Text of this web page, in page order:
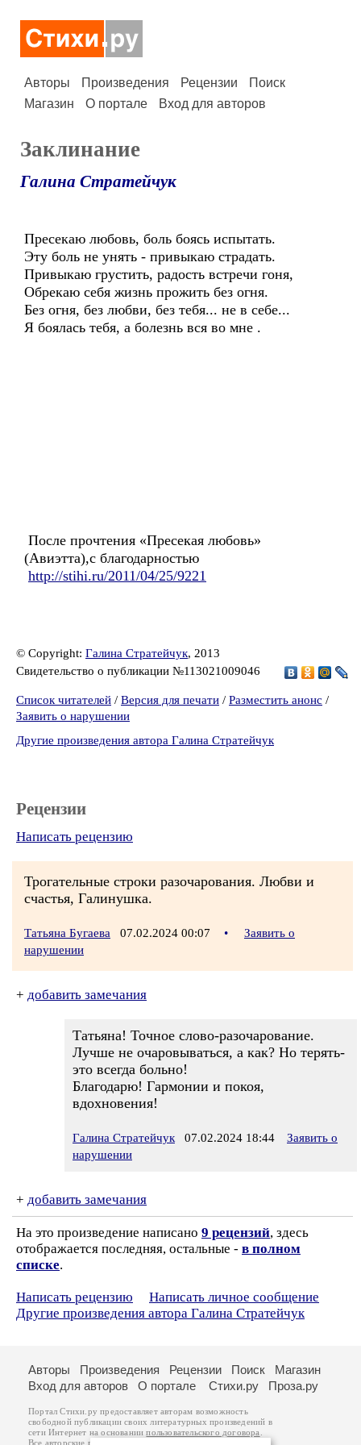
Авторы Произведения Рецензии
Поиск
Магазин
О портале Вход для авторов
Заклинание
Галина Стратейчук
Пресекаю любовь, боль боясь испытать.
Эту боль не унять - привыкаю страдать.
Привыкаю грустить, радость встречи гоня,
Обрекаю себя жизнь прожить без огня.
Без огня, без любви, без тебя... не в себе...
Я боялась тебя, а болезнь вся во мне .
После прочтения «Пресекая любовь»
(Авиэтта),с благодарностью
http://stihi.ru/2011/04/25/9221
© Copyright: Галина Стратейчук, 2013
Свидетельство о публикации №113021009046
Список читателей / Версия для печати / Разместить анонс /
Заявить о нарушении
Другие произведения автора Галина Стратейчук
Рецензии
Написать рецензию
Трогательные строки разочарования. Любви и
счастья, Галинушка.
Татьяна Бугаева 07.02.2024 00:07 •
Заявить о
нарушении
+ добавить замечания
Татьяна! Точное слово-разочарование.
Лучше не очаровываться, а как? Но терять-
это всегда больно!
Благодарю! Гармонии и покоя,
вдохновения!
Галина Стратейчук 07.02.2024 18:44
Заявить о
нарушении
+ добавить замечания
На это произведение написано 9 рецензий, здесь
отображается последняя, остальные - в полном
списке.
Написать рецензию
Написать личное сообщение
Другие произведения автора Галина Стратейчук
Авторы Произведения Рецензии Поиск
Магазин
Вход для авторов
О портале Стихи.ру Проза.ру
Портал Стихи.ру предоставляет авторам возможность
свободной публикации своих литературных произведений в
сети Интернет на основаниипользовательского договора
Все авторские права на произведения принадлежат авторам